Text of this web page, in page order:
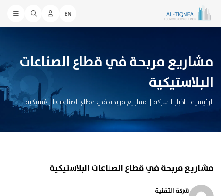
EN
مشاريع مربحة في قطاع الصناعات
البلاستيكية
الرئيسية | اخبار الشركة | مشاريع مربحة في قطاع الصناعات البلاستيكية
مشاريع مربحة في قطاع الصناعات البلاستيكية
شركة التقنية